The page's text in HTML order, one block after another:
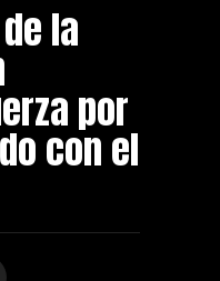
la
por
con el